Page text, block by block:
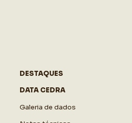
DESTAQUES
DATA CEDRA
Galeria de dados